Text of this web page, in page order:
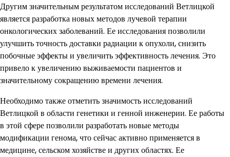
Другим значительным результатом исследований Ветлицкой
является разработка новых методов лучевой терапии
онкологических заболеваний. Ее исследования позволили
улучшить точность доставки радиации к опухоли, снизить
побочные эффекты и увеличить эффективность лечения. Это
привело к увеличению выживаемости пациентов и
значительному сокращению времени лечения.
Необходимо также отметить значимость исследований
Ветлицкой в области генетики и генной инженерии. Ее работы
в этой сфере позволили разработать новые методы
модификации генома, что сейчас активно применяется в
медицине, сельском хозяйстве и других областях. Ее